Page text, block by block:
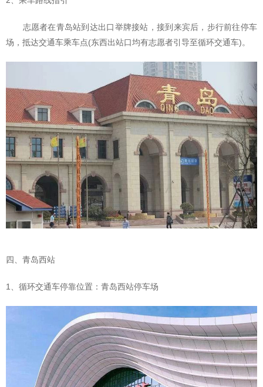
志愿者在青岛站到达出口举牌接站，接到来宾后，步行前往停车
场，抵达交通车乘车点(东西出站口均有志愿者引导至循环交通车)。
四、青岛西站
1、循环交通车停靠位置：青岛西站停车场